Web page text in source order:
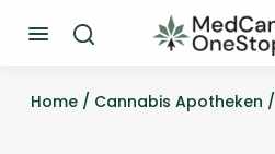
Home / Cannabis Apotheken /